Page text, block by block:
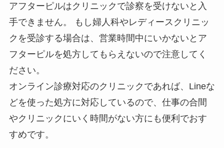
アフターピルはクリニックで診察を受けないと入
手できません。 もし婦人科やレディースクリニッ
クを受診する場合は、営業時間中にいかないとア
フターピルを処方してもらえないので注意してく
ださい。
オンライン診療対応のクリニックであれば、Lineな
どを使った処方に対応しているので、仕事の合間
やクリニックにいく時間がない方にも便利でおす
すめです。